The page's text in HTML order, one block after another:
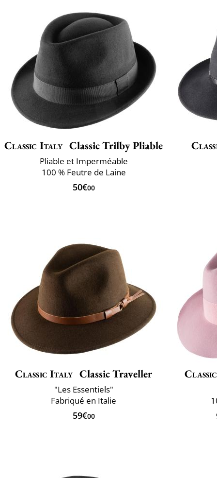
Classic Italy Classic Trilby Pliable
Pliable et Imperméable
100 % Feutre de Laine
50€00
Classic Italy Classic Traveller
"Les Essentiels"
Fabriqué en Italie
59€00